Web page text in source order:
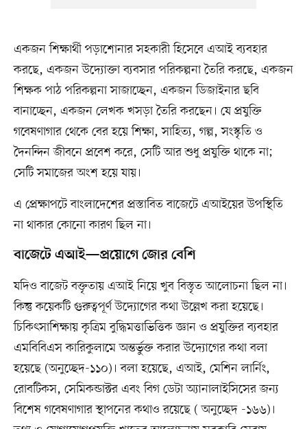
একজন শিক্ষার্থী পড়াশোনার সহকারী হিসেবে এআই ব্যবহার
করছে, একজন উদ্যোক্তা ব্যবসার পরিকল্পনা তৈরি করছে, একজন
শিক্ষক পাঠ পরিকল্পনা সাজাচ্ছেন, একজন ডিজাইনার ছবি
বানাচ্ছেন, একজন লেখক খসড়া তৈরি করছেন। যে প্রযুক্তি
গবেষণাগার থেকে বের হয়ে শিক্ষা, সাহিত্য, গল্প, সংস্কৃতি ও
দৈনন্দিন জীবনে প্রবেশ করে, সেটি আর শুধু প্রযুক্তি থাকে না;
সেটি সমাজের অংশ হয়ে যায়।
এ প্রেক্ষাপটে বাংলাদেশের প্রস্তাবিত বাজেটে এআইয়ের উপস্থিতি
না থাকার কোনো কারণ ছিল না।
বাজেটে এআই—প্রয়োগে জোর বেশি
যদিও বাজেট বক্তৃতায় এআই নিয়ে খুব বিস্তৃত আলোচনা ছিল না।
কিন্তু কয়েকটি গুরুত্বপূর্ণ উদ্যোগের কথা উল্লেখ করা হয়েছে।
চিকিৎসাশিক্ষায় কৃত্রিম বুদ্ধিমত্তাভিত্তিক জ্ঞান ও প্রযুক্তির ব্যবহার
এমবিবিএস কারিকুলামে অন্তর্ভুক্ত করার উদ্যোগের কথা বলা
হয়েছে (অনুচ্ছেদ-১১০)। বলা হয়েছে, এআই, মেশিন লার্নিং,
রোবটিকস, সেমিকন্ডাক্টর এবং বিগ ডেটা অ্যানালাইসিসের জন্য
বিশেষ গবেষণাগার স্থাপনের কথাও রয়েছে ( অনুচ্ছেদ -১৬৬)।